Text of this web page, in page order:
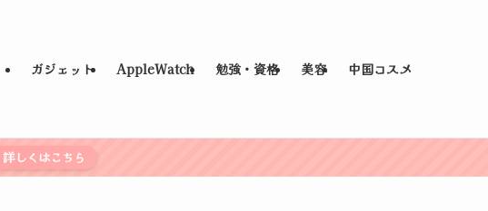
ガジェット AppleWatch 勉強・資格 美容 中国コスメ
詳しくはこちら